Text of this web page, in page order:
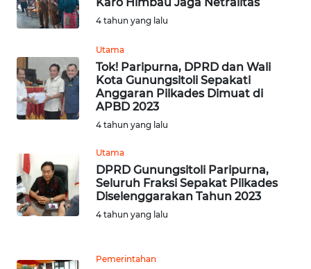
4 tahun yang lalu
Utama
Tok! Paripurna, DPRD dan Wali
Kota Gunungsitoli Sepakati
Anggaran Pilkades Dimuat di
APBD 2023
4 tahun yang lalu
Utama
DPRD Gunungsitoli Paripurna,
Seluruh Fraksi Sepakat Pilkades
Diselenggarakan Tahun 2023
4 tahun yang lalu
Pemerintahan
WN
KARAWANG
WN
BEKASI
WN
WN
DEPOK
WN